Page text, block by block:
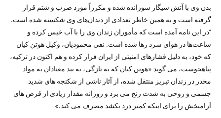
بدن وی با آتش سیگار سوزانده شده و مکرراً مورد ضرب و شتم قرار
گرفته است و به همین خاطر تعدادی از دندان‌های وی شکسته شده است.
“در این نامه آمده است که مأموران زندان وی را با آب خیس کرده و
ساعت‌ها در هوای سرد رها شده است. نقی محمودیان، وکیل هوتن کیان
که خود، به دلیل فشارهای امنیتی از ایران فرار کرده و هم اکنون در ترکیه،
پناهجوست، می گوید «هوتن کیان که به تازگی، به بند معتادان به مواد
مخدر در زندان تبریز منتقل شده، از آثار ناشی از شکنجه های شدید
جسمی و روحی به شدت رنج می برد و روزانه مقدار زیادی از قرص های
آرامبخش را برای اینکه کمتر درد بکشد مصرف می کند.»